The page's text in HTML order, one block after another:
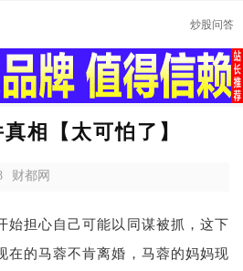
炒股问答
相【太可怕了】
财都网
始担心自己可能以同谋被抓，这下
在的马蓉不肯离婚，马蓉的妈妈现